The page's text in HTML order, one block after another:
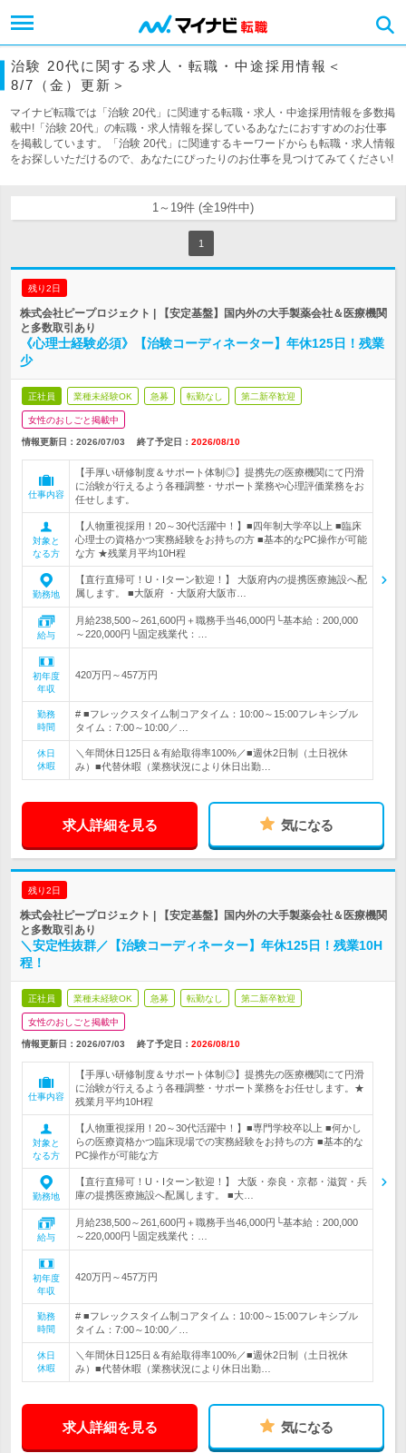
治験 20代に関する求人・転職・中途採用情報＜
8/7（金）更新＞
マイナビ転職では「治験 20代」に関連する転職・求人・中途採用情報を多数掲
載中!「治験 20代」の転職・求人情報を探しているあなたにおすすめのお仕事
を掲載しています。「治験 20代」に関連するキーワードからも転職・求人情報
をお探しいただけるので、あなたにぴったりのお仕事を見つけてみてください!
1～19件 (全19件中)
1
残り2日
株式会社ピープロジェクト | 【安定基盤】国内外の大手製薬会社＆医療機関
と多数取引あり
《心理士経験必須》【治験コーディネーター】年休125日！残業
少
正社員 業種未経験OK 急募 転勤なし 第二新卒歓迎
女性のおしごと掲載中
情報更新日：2026/07/03 終了予定日： 2026/08/10
仕事内容
【手厚い研修制度＆サポート体制◎】提携先の医療機関にて円滑
に治験が行えるよう各種調整・サポート業務や心理評価業務をお
任せします。
対象と
なる方
【人物重視採用！20～30代活躍中！】■四年制大学卒以上 ■臨床
心理士の資格かつ実務経験をお持ちの方 ■基本的なPC操作が可能
な方 ★残業月平均10H程
勤務地
【直行直帰可！U・Iターン歓迎！】 大阪府内の提携医療施設へ配
属します。 ■大阪府 ・大阪府大阪市…
給与
月給238,500～261,600円＋職務手当46,000円└基本給：200,000
～220,000円└固定残業代：…
初年度
年収
420万円～457万円
勤務
時間
# ■フレックスタイム制コアタイム：10:00～15:00フレキシブル
タイム：7:00～10:00／…
休日
休暇
＼年間休日125日＆有給取得率100%／■週休2日制（土日祝休
み）■代替休暇（業務状況により休日出勤…
求人詳細を見る 気になる
残り2日
株式会社ピープロジェクト | 【安定基盤】国内外の大手製薬会社＆医療機関
と多数取引あり
＼安定性抜群／【治験コーディネーター】年休125日！残業10H
程！
正社員 業種未経験OK 急募 転勤なし 第二新卒歓迎
女性のおしごと掲載中
情報更新日：2026/07/03 終了予定日： 2026/08/10
仕事内容
【手厚い研修制度＆サポート体制◎】提携先の医療機関にて円滑
に治験が行えるよう各種調整・サポート業務をお任せします。★
残業月平均10H程
対象と
なる方
【人物重視採用！20～30代活躍中！】■専門学校卒以上 ■何かし
らの医療資格かつ臨床現場での実務経験をお持ちの方 ■基本的な
PC操作が可能な方
勤務地
【直行直帰可！U・Iターン歓迎！】 大阪・奈良・京都・滋賀・兵
庫の提携医療施設へ配属します。 ■大…
給与
月給238,500～261,600円＋職務手当46,000円└基本給：200,000
～220,000円└固定残業代：…
初年度
年収
420万円～457万円
勤務
時間
# ■フレックスタイム制コアタイム：10:00～15:00フレキシブル
タイム：7:00～10:00／…
休日
休暇
＼年間休日125日＆有給取得率100%／■週休2日制（土日祝休
み）■代替休暇（業務状況により休日出勤…
求人詳細を見る 気になる